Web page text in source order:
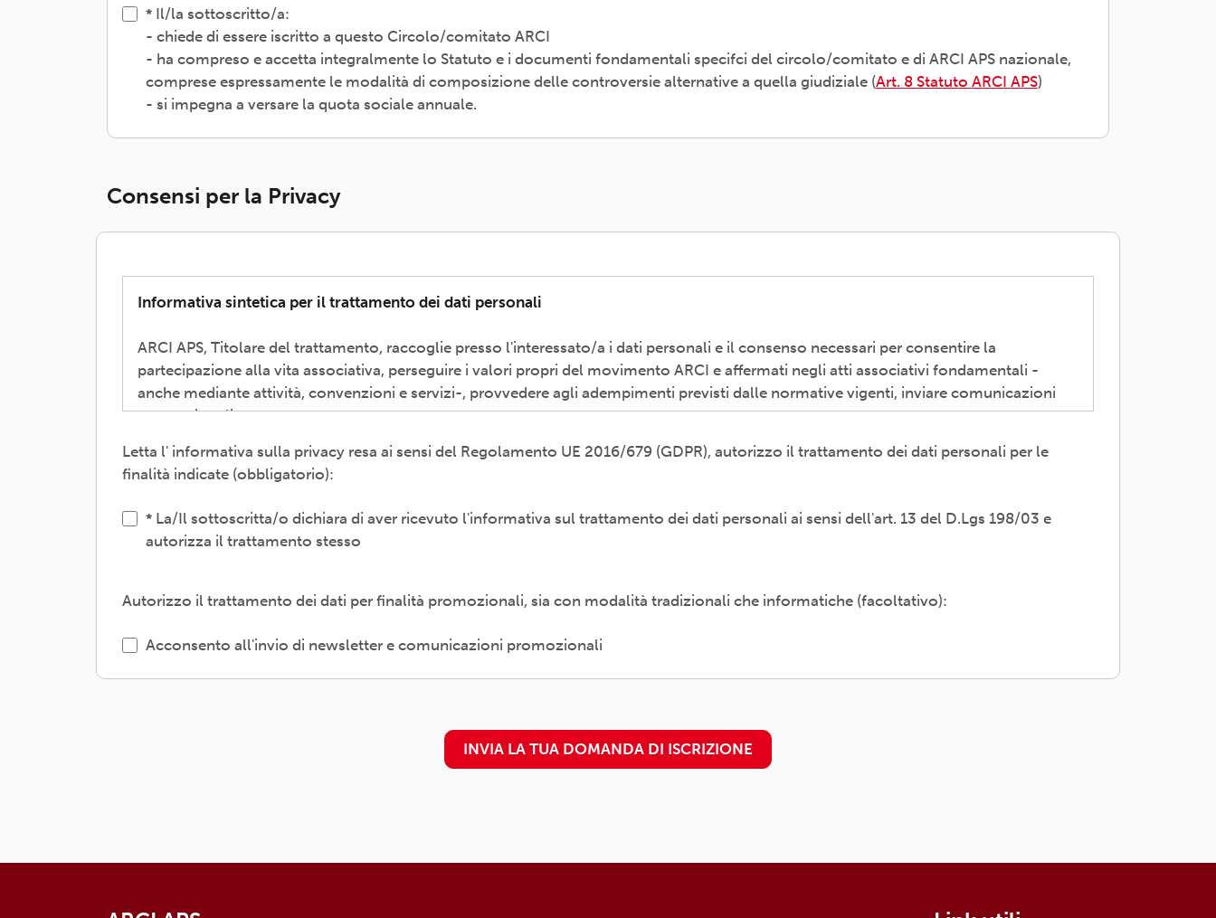
Il/la sottoscritto/a:
- chiede di essere iscritto a questo Circolo/comitato ARCI
- ha compreso e accetta integralmente lo Statuto e i documenti fondamentali specifci del circolo/comitato e di ARCI APS nazionale,
comprese espressamente le modalità di composizione delle controversie alternative a quella giudiziale (Art. 8 Statuto ARCI APS)
- si impegna a versare la quota sociale annuale.
Consensi per la Privacy
Informativa sintetica per il trattamento dei dati personali
ARCI APS, Titolare del trattamento, raccoglie presso l'interessato/a i dati personali e il consenso necessari per consentire la
partecipazione alla vita associativa, perseguire i valori propri del movimento ARCI e affermati negli atti associativi fondamentali -
anche mediante attività, convenzioni e servizi-, provvedere agli adempimenti previsti dalle normative vigenti, inviare comunicazioni
promozionali.
Il trattamento verrà effettuato: con modalità cartacea e/o informatica; in modo lecito, corretto, trasparente; avvalendosi di soggetti
interni e/o comunicando i dati a soggetti esterni (amministrazioni/autorità; fornitori di specifici servizi di supporto -es. consulenza e
L'interessato/a può esercitare i propri diritti previsti dal Regolamento (UE) 679/2016 (es. accesso ai propri dati; rettifica, cancellazione
l'informativa dettagliata e aggiornata èdisponibile qui
ARCI APS, Via dei Monti di Pietralata, n. 16 - 00157 ROMA - info@arci.it
Letta l' informativa sulla privacy resa ai sensi del Regolamento UE 2016/679 (GDPR), autorizzo il trattamento dei dati personali per le
finalità indicate (obbligatorio):
La/Il sottoscritta/o dichiara di aver ricevuto l'informativa sul trattamento dei dati personali ai sensi dell'art. 13 del D.Lgs 198/03 e
autorizza il trattamento stesso
Autorizzo il trattamento dei dati per finalità promozionali, sia con modalità tradizionali che informatiche (facoltativo):
Acconsento all'invio di newsletter e comunicazioni promozionali
INVIA LA TUA DOMANDA DI ISCRIZIONE